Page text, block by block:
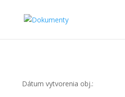
Dátum vytvorenia obj.: